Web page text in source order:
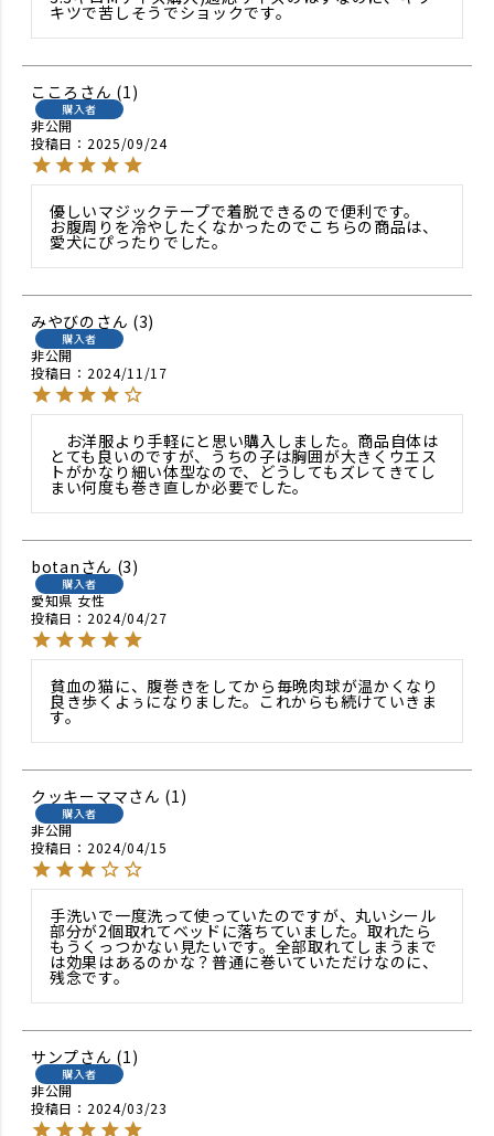
こころ 1
購入者
非公開
投稿日
2025/09/24
優しいマジックテープで着脱できるので便利です。
お腹周りを冷やしたくなかったのでこちらの商品は、
みやびの 3
購入者
非公開
投稿日
2024/11/17
お洋服より手軽にと思い購入しました。商品自体は
とても良いのですが、うちの子は胸囲が大きくウエス
トがかなり細い体型なので、どうしてもズレてきてし
botan 3
購入者
愛知県 女性
投稿日
2024/04/27
貧血の猫に、腹巻きをしてから毎晩肉球が温かくなり
良き歩くよぅになりました。これからも続けていきま
す。
クッキーママ 1
購入者
非公開
投稿日
2024/04/15
手洗いで一度洗って使っていたのですが、丸いシール
部分が2個取れてベッドに落ちていました。取れたら
もうくっつかない見たいです。全部取れてしまうまで
は効果はあるのかな？普通に巻いていただけなのに、
残念です。
サンプ 1
購入者
非公開
投稿日
2024/03/23